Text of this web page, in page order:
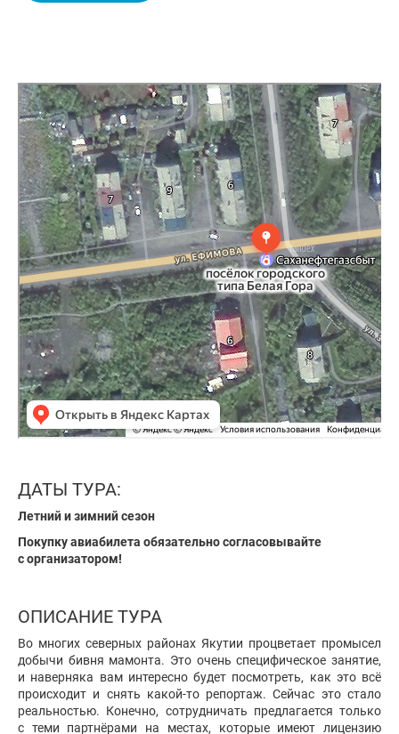
Яндекс Карты
Навигатор онлайн: построение маршрута на карте — Яндекс Карты
ДАТЫ ТУРА:
Летний и зимний сезон
Покупку авиабилета обязательно согласовывайте
с организатором!
ОПИСАНИЕ ТУРА
Во многих северных районах Якутии процветает промысел
добычи бивня мамонта. Это очень специфическое занятие,
и наверняка вам интересно будет посмотреть, как это всё
происходит и снять какой-то репортаж. Сейчас это стало
реальностью. Конечно, сотрудничать предлагается только
с теми партнёрами на местах, которые имеют лицензию